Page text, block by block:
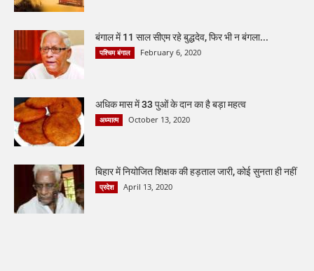
बंगाल में 11 साल सीएम रहे बुद्धदेव, फिर भी न बंगला...
पश्चिम बंगाल February 6, 2020
अधिक मास में 33 पुओं के दान का है बड़ा महत्व
अध्यात्म October 13, 2020
बिहार में नियोजित शिक्षक की हड़ताल जारी, कोई सुनता ही नहीं
प्रदेश April 13, 2020